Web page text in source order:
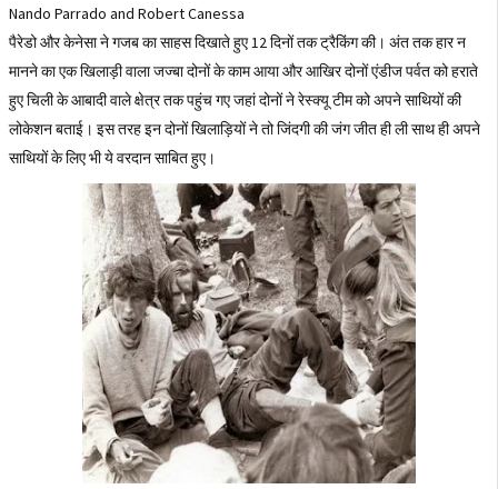
Nando Parrado and Robert Canessa
पैरेडो और केनेसा ने गजब का साहस दिखाते हुए 12 दिनों तक ट्रैकिंग की। अंत तक हार न
मानने का एक खिलाड़ी वाला जज्बा दोनों के काम आया और आखिर दोनों एंडीज पर्वत को हराते
हुए चिली के आबादी वाले क्षेत्र तक पहुंच गए जहां दोनों ने रेस्क्यू टीम को अपने साथियों की
लोकेशन बताई। इस तरह इन दोनों खिलाड़ियों ने तो जिंदगी की जंग जीत ही ली साथ ही अपने
साथियों के लिए भी ये वरदान साबित हुए।